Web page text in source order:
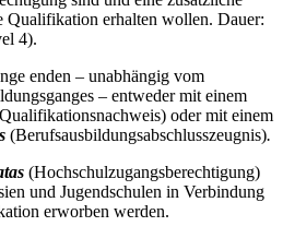
Qualifikation erhalten wollen. Dauer:
4).
enden – unabhängig vom
– entweder mit einem
oder mit einem
(Berufsausbildungsabschlusszeugnis).
(Hochschulzugangsberechtigung)
und Jugendschulen in Verbindung
erworben werden.